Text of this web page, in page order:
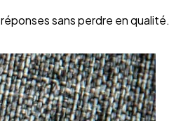
sans perdre en qualité.